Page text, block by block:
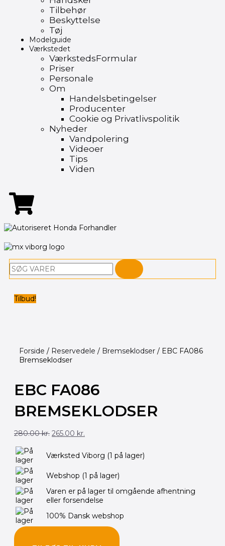
Tilbehør
Beskyttelse
Tøj
Modelguide
Værkstedet
VærkstedsFormular
Priser
Personale
Om
Handelsbetingelser
Producenter
Cookie og Privatlivspolitik
Nyheder
Vandpolering
Videoer
Tips
Viden
Søg
Tilbud!
Forside / Reservedele / Bremseklodser / EBC FA086
Bremseklodser
EBC FA086
BREMSEKLODSER
280.00kr. oprindelige
var:
265.00 kr.aktuelle
er:
265.00 kr..
Værksted Viborg (1 på lager)
Webshop (1 på lager)
Varen er på lager til omgående afhentning
eller forsendelse
100% Dansk webshop